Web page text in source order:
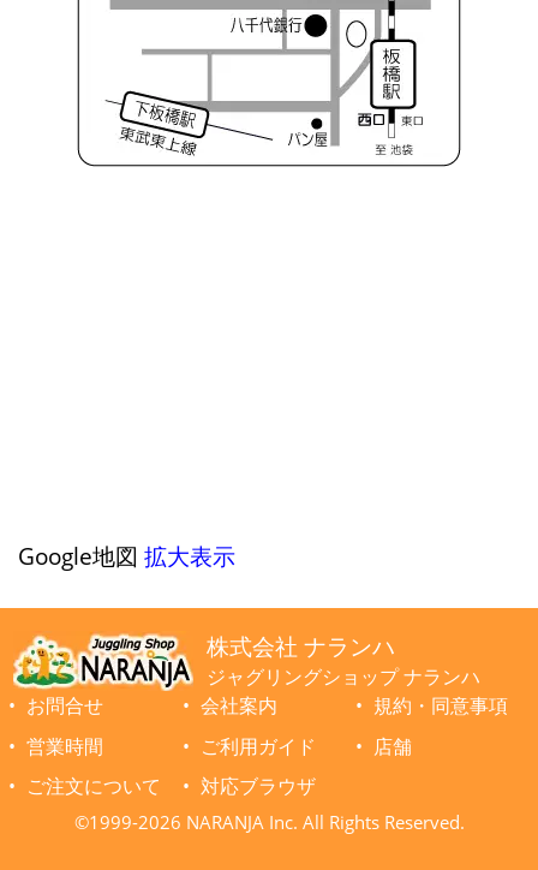
Google地図 拡大表示
株式会社 ナランハ
ジャグリングショップ ナランハ
お問合せ
会社案内
規約・同意事項
営業時間
ご利用ガイド
店舗
ご注文について
対応ブラウザ
©1999-2026 NARANJA Inc. All Rights Reserved.